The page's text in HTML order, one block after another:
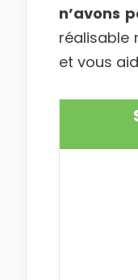
n’avons
réalisable
et vous